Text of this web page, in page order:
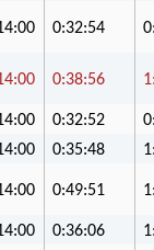
0:32:54
0:38:56
0:32:52
0:35:48
0:49:51
0:36:06